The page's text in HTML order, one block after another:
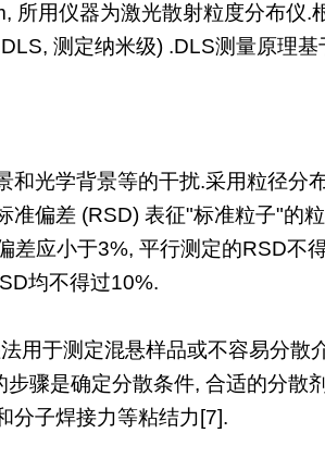
用仪器为激光散射粒度分布仪.
测定纳米级) .DLS测量原理
光学背景等的干扰.采用粒径分
偏差 (RSD) 表征"标准粒子"的
应小于3%, 平行测定的RSD不
均不得过10%.
用于测定混悬样品或不容易分散
骤是确定分散条件, 合适的分散
分子焊接力等粘结力[7].